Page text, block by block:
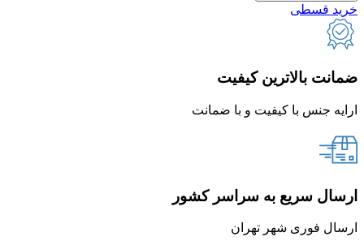
خرید قسطی
ضمانت بالاترین کیفیت
ارایه جنس با کیفیت و با ضمانت
ارسال سریع به سراسر کشور
ارسال فوری شهر تهران